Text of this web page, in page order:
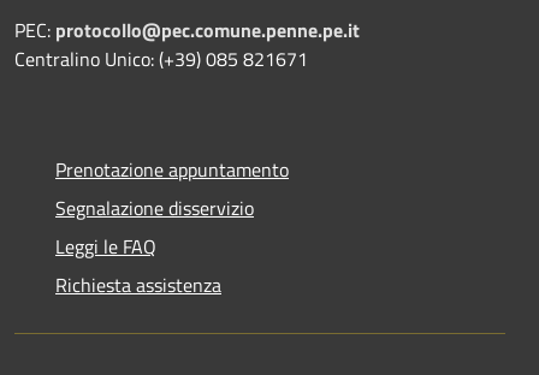
PEC: protocollo@pec.comune.penne.pe.it
Centralino Unico: (+39) 085 821671
Prenotazione appuntamento
Segnalazione disservizio
Leggi le FAQ
Richiesta assistenza